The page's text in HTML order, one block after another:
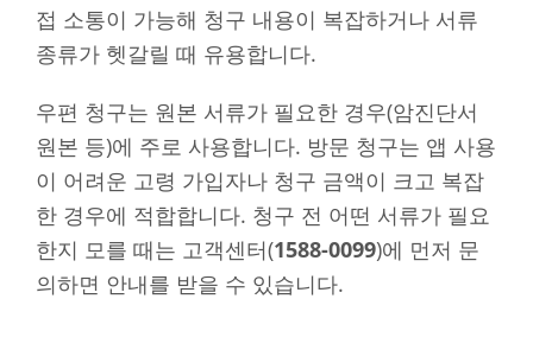
접 소통이 가능해 청구 내용이 복잡하거나 서류
종류가 헷갈릴 때 유용합니다.
우편 청구는 원본 서류가 필요한 경우(암진단서
원본 등)에 주로 사용합니다. 방문 청구는 앱 사용
이 어려운 고령 가입자나 청구 금액이 크고 복잡
한 경우에 적합합니다. 청구 전 어떤 서류가 필요
한지 모를 때는 고객센터(1588-0099)에 먼저 문
의하면 안내를 받을 수 있습니다.